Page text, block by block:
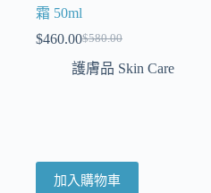
霜 50ml
$580.00
$460.00
護膚品 Skin Care
加入購物車